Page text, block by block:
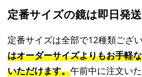
定番サイズの鏡は即日発
定番サイズは全部で12種類ござい
はオーダーサイズよりもお手軽
いただけます。午前中に注文い